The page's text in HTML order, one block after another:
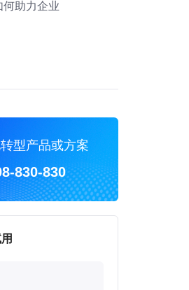
助力企业
型产品或方案
830-830